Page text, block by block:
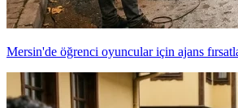
Mersin'de öğrenci oyuncular için ajans